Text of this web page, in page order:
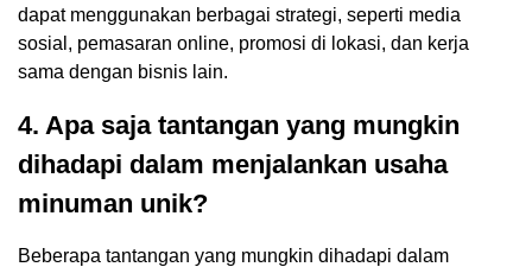
dapat menggunakan berbagai strategi, seperti media
sosial, pemasaran online, promosi di lokasi, dan kerja
sama dengan bisnis lain.
4. Apa saja tantangan yang mungkin
dihadapi dalam menjalankan usaha
minuman unik?
Beberapa tantangan yang mungkin dihadapi dalam